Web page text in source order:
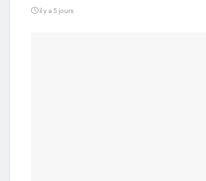
il y a 5 jours